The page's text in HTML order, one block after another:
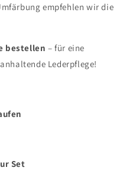
empfehlen wir die
bestellen – für eine
Lederpflege!
Set